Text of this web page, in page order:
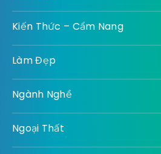
Kiến Thức – Cẩm Nang
Làm Đẹp
Ngành Nghề
Ngoại Thất